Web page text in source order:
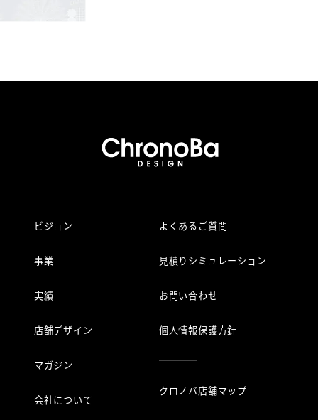
ビジョン
事業
実績
店舗デザイン
マガジン
会社について
よくあるご質問
見積りシミュレーション
お問い合わせ
個人情報保護方針
クロノバ店舗マップ